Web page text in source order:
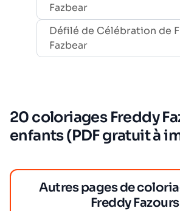
Fazbear
Défilé de Célébration de
Fazbear
20 coloriages Freddy
enfants (PDF gratuit à
Autres pages de
Freddy